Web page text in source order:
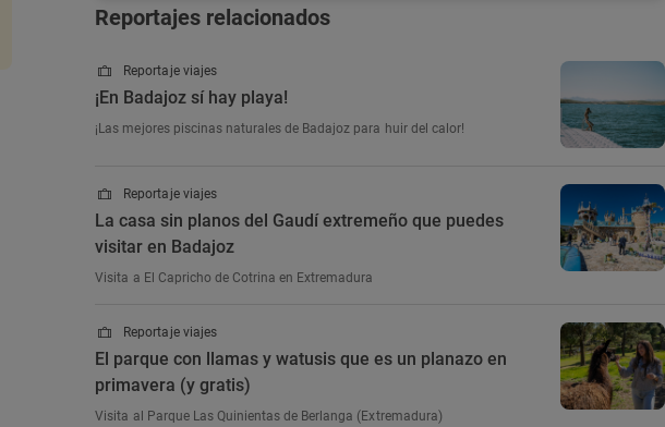
Reportajes relacionados
Reportaje viajes
¡En Badajoz sí hay playa!
¡Las mejores piscinas naturales de Badajoz para huir del calor!
Reportaje viajes
La casa sin planos del Gaudí extremeño que puedes
visitar en Badajoz
Visita a El Capricho de Cotrina en Extremadura
Reportaje viajes
El parque con llamas y watusis que es un planazo en
primavera (y gratis)
Visita al Parque Las Quinientas de Berlanga (Extremadura)